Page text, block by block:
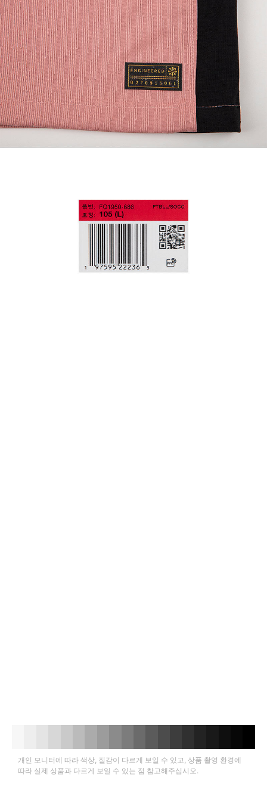
개인 모니터에 따라 색상, 질감이 다르게 보일 수 있고, 상품 촬영 환경에
따라 실제 상품과 다르게 보일 수 있는 점 참고해주십시오.